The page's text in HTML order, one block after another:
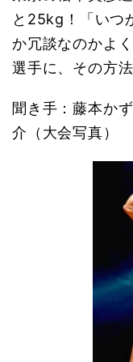
と25kg！「いつ
か冗談なのかよ
選手に、その方
聞き手：藤本か
介（大会写真）